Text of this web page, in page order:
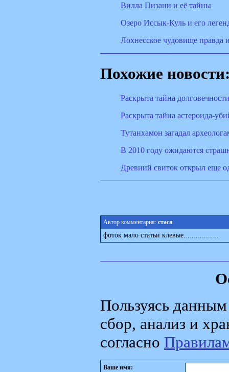
Вилла Пизани и её тайны
Озеро Иссык-Куль и его
Лохнесское чудовище правда
Похожие
Раскрыта тайна
Раскрыта тайна астероида-
Тутанхамон загадал
В 2010 году ожидаются
Древний свиток открыл еще
Автор комментария: стася
фоток мало статьи клевые.................
Пользуясь
сбор, анализ и
согласно
Ваше имя: